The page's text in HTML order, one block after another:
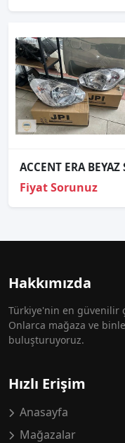
Fiyat Sorunuz
Hakkımızda
Türkiye'nin en güvenilir
Onlarca mağaza ve
buluşturuyoruz.
Hızlı Erişim
Anasayfa
Mağazalar